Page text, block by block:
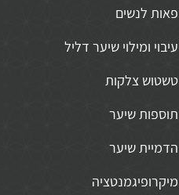
פאות לנשים
עיבוי ומילוי שיער דליל
טשטוש צלקות
תוספות שיער
הדמיית שיער
מיקרופיגמנטציה